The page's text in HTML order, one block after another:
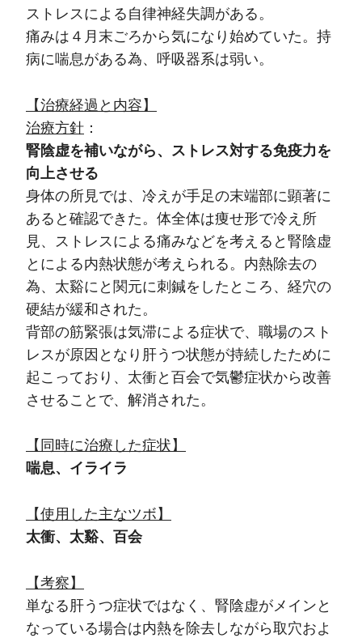
ストレスによる自律神経失調がある。
痛みは４月末ごろから気になり始めていた。持
病に喘息がある為、呼吸器系は弱い。
【治療経過と内容】
治療方針 ：
腎陰虚を補いながら、ストレス対する免疫力を
向上させる
身体の所見では、冷えが手足の末端部に顕著に
あると確認できた。体全体は痩せ形で冷え所
見、ストレスによる痛みなどを考えると腎陰虚
とによる内熱状態が考えられる。内熱除去の
為、太谿にと関元に刺鍼をしたところ、経穴の
硬結が緩和された。
背部の筋緊張は気滞による症状で、職場のスト
レスが原因となり肝うつ状態が持続したために
起こっており、太衝と百会で気鬱症状から改善
させることで、解消された。
【同時に治療した症状】
喘息、イライラ
【使用した主なツボ】
太衝、太谿、百会
【考察】
単なる肝うつ症状ではなく、腎陰虚がメインと
なっている場合は内熱を除去しながら取穴およ